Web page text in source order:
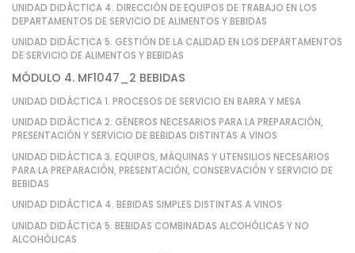
UNIDAD DIDÁCTICA 4. DIRECCIÓN DE EQUIPOS DE TRABAJO EN LOS
DEPARTAMENTOS DE SERVICIO DE ALIMENTOS Y BEBIDAS
UNIDAD DIDÁCTICA 5. GESTIÓN DE LA CALIDAD EN LOS DEPARTAMENTOS
DE SERVICIO DE ALIMENTOS Y BEBIDAS
MÓDULO 4. MF1047_2 BEBIDAS
UNIDAD DIDÁCTICA 1. PROCESOS DE SERVICIO EN BARRA Y MESA
UNIDAD DIDÁCTICA 2. GÉNEROS NECESARIOS PARA LA PREPARACIÓN,
PRESENTACIÓN Y SERVICIO DE BEBIDAS DISTINTAS A VINOS
UNIDAD DIDÁCTICA 3. EQUIPOS, MÁQUINAS Y UTENSILIOS NECESARIOS
PARA LA PREPARACIÓN, PRESENTACIÓN, CONSERVACIÓN Y SERVICIO DE
BEBIDAS
UNIDAD DIDÁCTICA 4. BEBIDAS SIMPLES DISTINTAS A VINOS
UNIDAD DIDÁCTICA 5. BEBIDAS COMBINADAS ALCOHÓLICAS Y NO
ALCOHÓLICAS